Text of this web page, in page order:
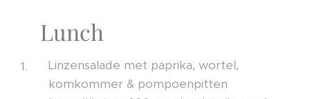
🥗 Lunch
Linzensalade met paprika, wortel,
komkommer & pompoenpitten